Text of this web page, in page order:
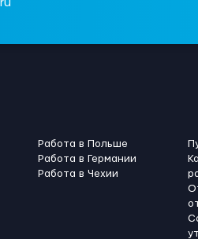
Работа в Польше
Работа в Германии
Работа в Чехии